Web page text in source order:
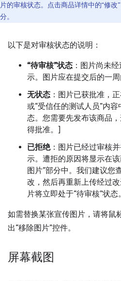
片的审核状态。点击商品详情中的“修改
分。
以下是对审核状态的说明：
“待审核”状态 ：图片尚未
示。图片应在提交后的一周
无状态 ：图片已获批准，
或“受信任的测试人员”内
态。您需要先发布该商品
得批准。]
已拒绝：图片已经过审核
示。遭拒的原因将显示在
图片”部分中。我们建议您
改，然后再重新上传经过
片将立即处于“待审核”状态。
如需替换某张宣传图片，请将鼠
出“移除图片”控件。
屏幕截图